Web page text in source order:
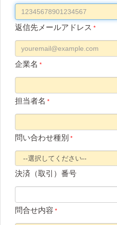
返信先メールアドレス *
企業名 *
担当者名 *
問い合わせ種別 *
決済（取引）番号
問合せ内容 *